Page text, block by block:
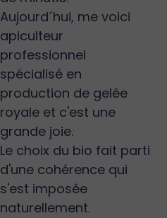
Aujourd´hui, me voici
apiculteur
professionnel
spécialisé en
production de gelée
royale et c'est une
grande joie.
Le choix du bio fait parti
d'une cohérence qui
s'est imposée
naturellement.